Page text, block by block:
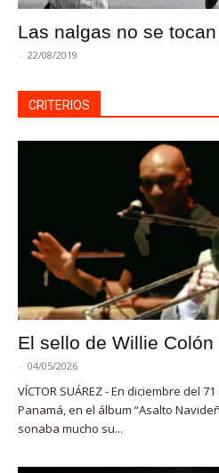
Las nalgas no se tocan
- 22/08/2019
CRITERIOS
El sello de Willie
- 04/05/2026
VÍCTOR SUÁREZ - En diciembre del
Panamá, en el álbum “Asalto
sonaba mucho su...